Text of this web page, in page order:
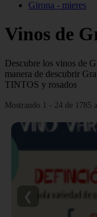
Girona - mieres
Vinos de
Descubre los vinos de
manera de descubrir
TINTOS y rosados
Mostrando 1 - 24 de 1785
❮